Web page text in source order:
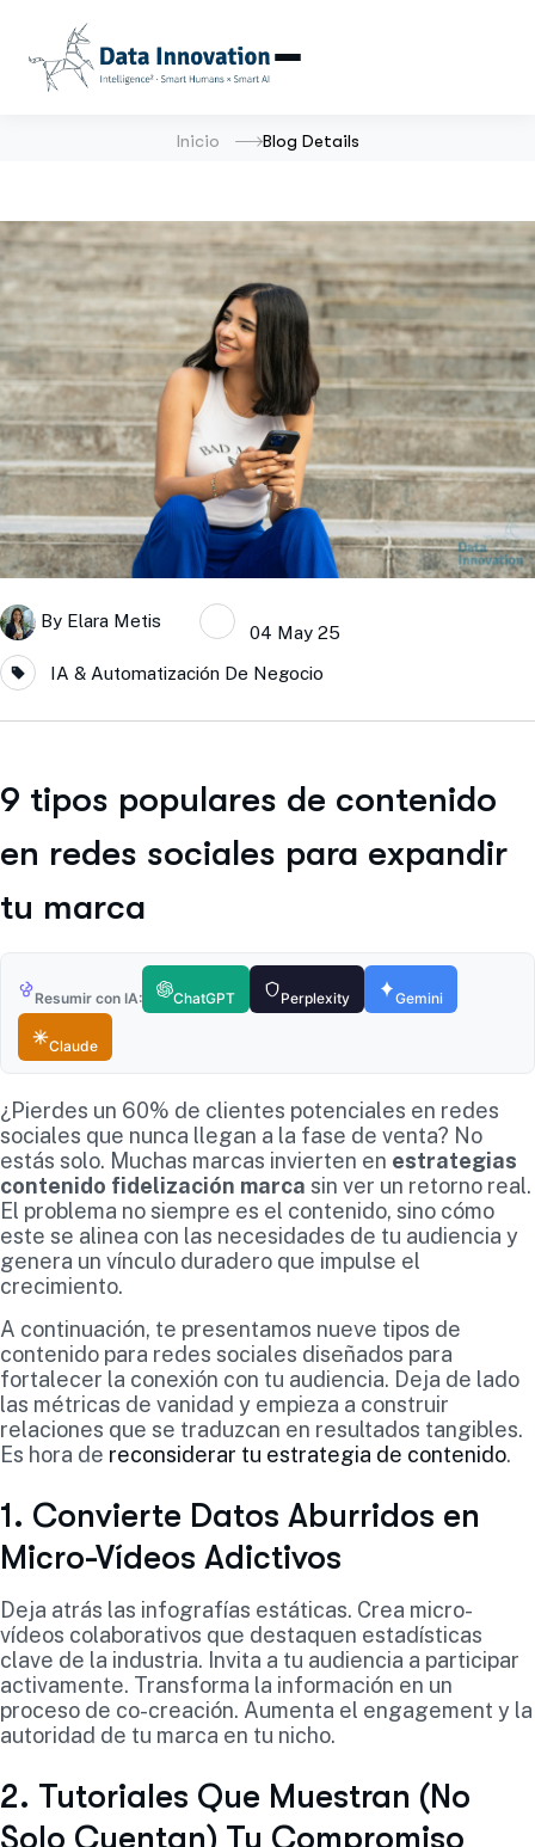
Inicio Blog Details
By Elara Metis
04 May 25
IA & Automatización De Negocio
9 tipos populares de contenido
en redes sociales para expandir
tu marca
Resumir con IA: ChatGPT Perplexity Gemini
Claude
¿Pierdes un 60% de clientes potenciales en redes
sociales que nunca llegan a la fase de venta? No
estás solo. Muchas marcas invierten en estrategias
contenido fidelización marca sin ver un retorno real.
El problema no siempre es el contenido, sino cómo
este se alinea con las necesidades de tu audiencia y
genera un vínculo duradero que impulse el
crecimiento.
A continuación, te presentamos nueve tipos de
contenido para redes sociales diseñados para
fortalecer la conexión con tu audiencia. Deja de lado
las métricas de vanidad y empieza a construir
relaciones que se traduzcan en resultados tangibles.
Es hora de reconsiderar tu estrategia de contenido.
1. Convierte Datos Aburridos en
Micro-Vídeos Adictivos
Deja atrás las infografías estáticas. Crea micro-
vídeos colaborativos que destaquen estadísticas
clave de la industria. Invita a tu audiencia a participar
activamente. Transforma la información en un
proceso de co-creación. Aumenta el engagement y la
autoridad de tu marca en tu nicho.
2. Tutoriales Que Muestran (No
Solo Cuentan) Tu Compromiso